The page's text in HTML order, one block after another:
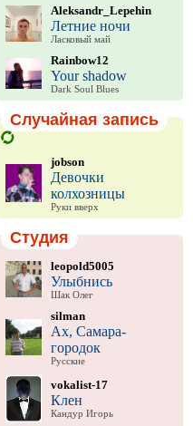
Aleksandr_Lepehin
Летние ночи
Ласковый май
Rainbow12
Your shadow
Dark Soul Blues
Случайная запись
jobson
Девочки
колхозницы
Руки вверх
Студия
leopold5005
Улыбнись
Шак Олег
silman
Ах, Самара-
городок
Русские
vokalist-17
Клен
Кандур Игорь